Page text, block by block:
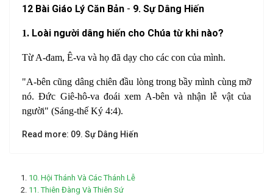
12 Bài Giáo Lý Căn Bản - 9. Sự Dâng Hiến
1. Loài người dâng hiến cho Chúa từ khi nào?
Từ A-đam, Ê-va và họ đã dạy cho các con của mình.
"A-bên cũng dâng chiên đầu lòng trong bầy mình cùng mỡ
nó. Đức Giê-hô-va đoáixem A-bên và nhận lễ vật của
người" (Sáng-thế Ký 4:4).
Read more: 09. Sự Dâng Hiến
10. Hội Thánh Và Các Thánh Lễ
11. Thiên Đàng Và Thiên Sứ